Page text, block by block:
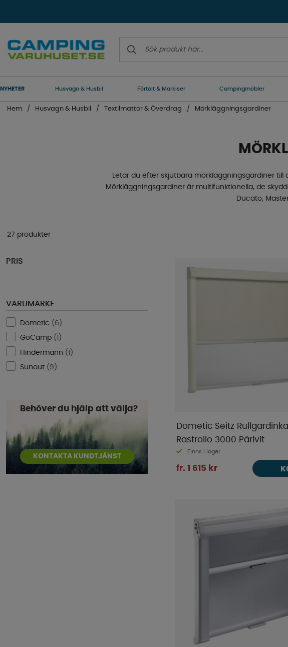
NYHETER Husvagn & Husbil Förtält & Markiser Campingmöbler
Hem Husvagn & Husbil Textilmattor & Överdrag Mörkläggningsgardiner
Letar du efter skjutbara mörkläggningsgardiner
Mörkläggningsgardiner är multifunktionella, de
Ducato,
27 produkter
PRIS
VARUMÄRKE
Dometic ( 6 )
GoCamp ( )
Hindermann (1 )
Sunout ( 9 )
Behöver du hjälp att välja?
KONTAKTA KUNDTJÄNST
Dometic Seitz
Rastrollo 3000 Pärlvit
Finns i lager
fr. 1 615 kr